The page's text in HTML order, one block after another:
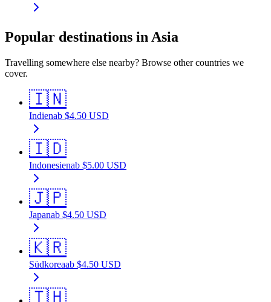
Popular destinations in Asia
Travelling somewhere else nearby? Browse other countries we
cover.
🇮🇳
Indienab $4.50 USD
🇮🇩
Indonesienab $5.00 USD
🇯🇵
Japanab $4.50 USD
🇰🇷
Südkoreaab $4.50 USD
🇹🇭